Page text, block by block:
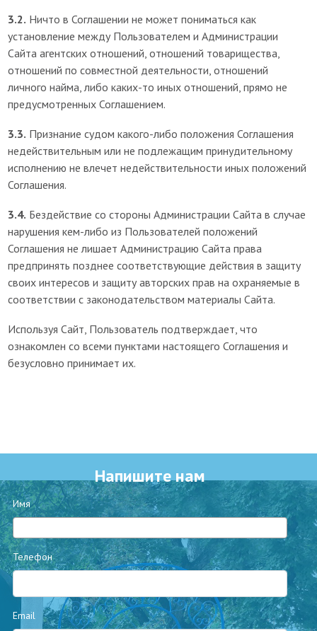
3.2. Ничто в Соглашении не может пониматься как
установление между Пользователем и Администрации
Сайта агентских отношений, отношений товарищества,
отношений по совместной деятельности, отношений
личного найма, либо каких-то иных отношений, прямо не
предусмотренных Соглашением.
3.3. Признание судом какого-либо положения Соглашения
недействительным или не подлежащим принудительному
исполнению не влечет недействительности иных положений
Соглашения.
3.4. Бездействие со стороны Администрации Сайта в случае
нарушения кем-либо из Пользователей положений
Соглашения не лишает Администрацию Сайта права
предпринять позднее соответствующие действия в защиту
своих интересов и защиту авторских прав на охраняемые в
соответствии с законодательством материалы Сайта.
Используя Сайт, Пользователь подтверждает, что
ознакомлен со всеми пунктами настоящего Соглашения и
безусловно принимает их.
Напишите нам
Имя
Телефон
Email